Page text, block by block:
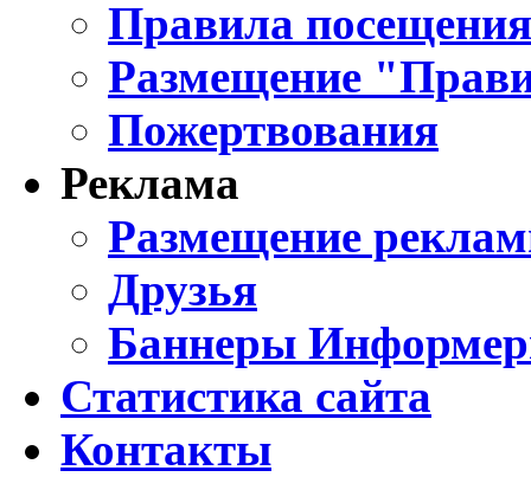
Правила
Размещение
Пожертвования
Реклама
Размещение
Друзья
Баннеры
Статистика сайта
Контакты